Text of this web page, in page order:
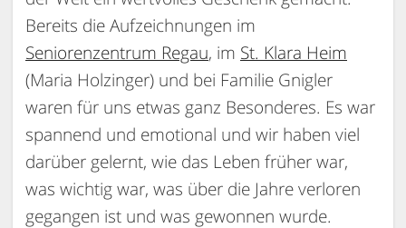
Bereits die Aufzeichnungen im
Seniorenzentrum Regau, im St. Klara Heim
(Maria Holzinger) und bei Familie Gnigler
waren für uns etwas ganz Besonderes. Es war
spannend und emotional und wir haben viel
darüber gelernt, wie das Leben früher war,
was wichtig war, was über die Jahre verloren
gegangen ist und was gewonnen wurde.